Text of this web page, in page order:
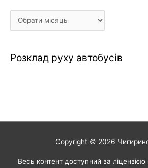
Розклад руху автобусів
Copyright © 2026
Весь контент доступний за